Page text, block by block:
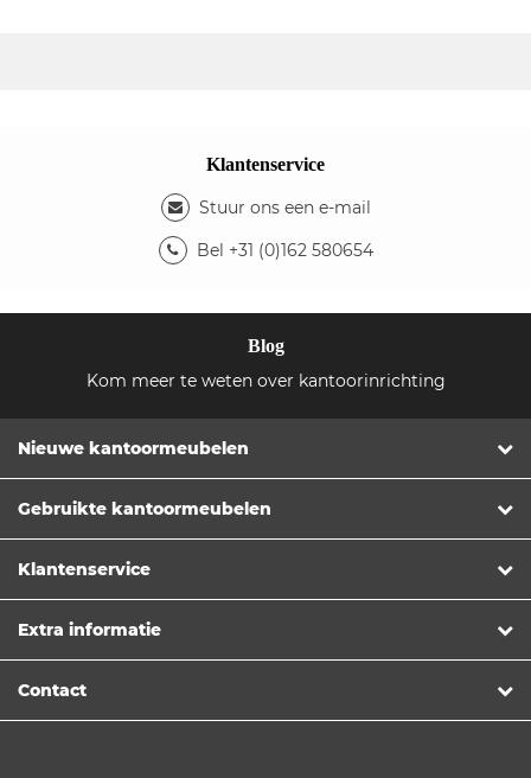
Klantenservice
Stuur ons een e-mail
Bel +31 (0)162 580654
Blog
Kom meer te weten over kantoorinrichting
Nieuwe kantoormeubelen
Gebruikte kantoormeubelen
Klantenservice
Extra informatie
Contact